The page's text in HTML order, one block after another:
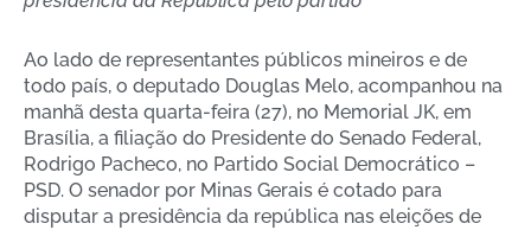
Ao lado de representantes públicos mineiros e de
todo país, o deputado Douglas Melo, acompanhou na
manhã desta quarta-feira (27), no Memorial JK, em
Brasília, a filiação do Presidente do Senado Federal,
Rodrigo Pacheco, no Partido Social Democrático –
PSD. O senador por Minas Gerais é cotado para
disputar a presidência da república nas eleições de